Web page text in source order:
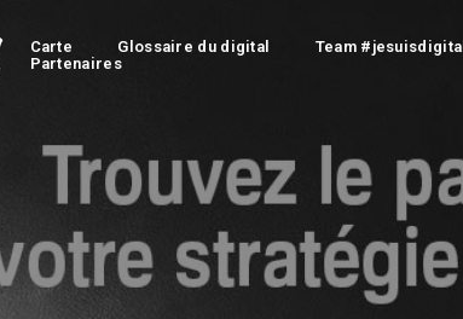
Carte Glossaire du digital Team #jesuisdigital
Partenaires